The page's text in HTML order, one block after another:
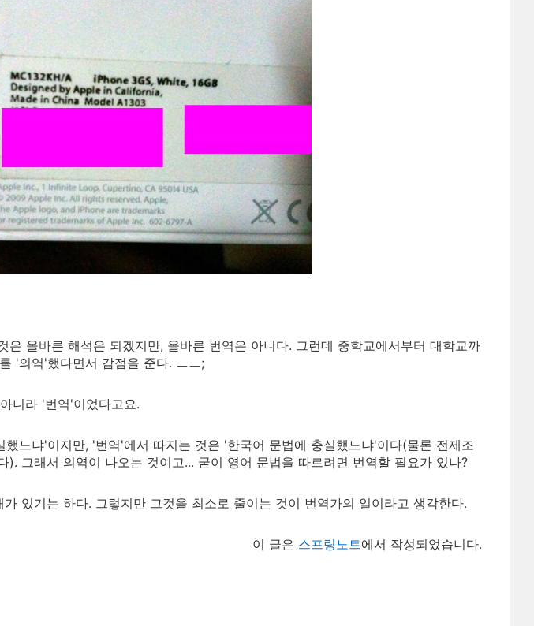
은 올바른 해석은 되겠지만, 올바른 번역은 아니다. 그런데 중학교에서부터 대학교까
'의역'했다면서 감점을 준다. ㅡㅡ;
니라 '번역'이었다고요.
느냐'이지만, '번역'에서 따지는 것은 '한국어 문법에 충실했느냐'이다(물론 전제조
). 그래서 의역이 나오는 것이고... 굳이 영어 문법을 따르려면 번역할 필요가 있나?
있기는 하다. 그렇지만 그것을 최소로 줄이는 것이 번역가의 일이라고 생각한다.
이 글은 스프링노트에서 작성되었습니다.